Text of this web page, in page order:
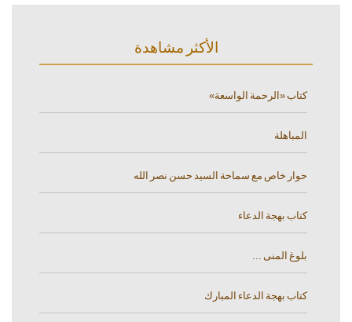
الأكثر مشاهدة
كتاب «الرحمة الواسعة»
المباهلة
حوار خاص مع سماحة السيد حسن نصر الله
كتاب بهجة الدعاء
بلوغ المنى ...
كتاب بهجة الدعاء المبارك